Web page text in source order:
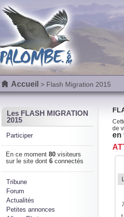
Accueil > Flash Migration 2015
Les FLASH MIGRATION
2015
Participer
En ce moment 80visiteurs
sur le site dont 6connectés
Tribune
Forum
Actualités
Petites annonces
de
en